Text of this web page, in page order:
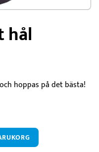
hål
hoppas på det bästa!